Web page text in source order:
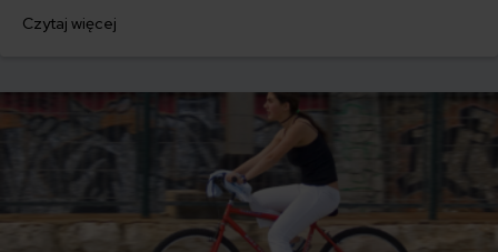
trasach. Im więcej rowerzystów, tym większą czujność muszą wykazać
Czytaj więcej